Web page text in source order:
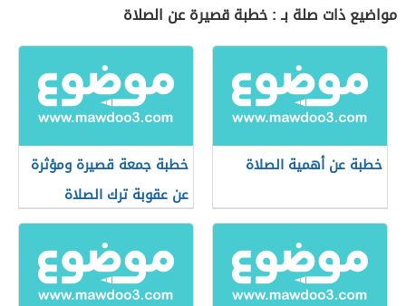
مواضيع ذات صلة بـ : خطبة قصيرة عن الصلاة
خطبة عن أهمية الصلاة
خطبة جمعة قصيرة ومؤثرة
عن عقوبة ترك الصلاة